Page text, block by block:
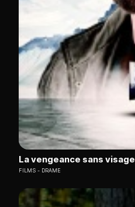
La vengeance sans visage
FILMS DRAME